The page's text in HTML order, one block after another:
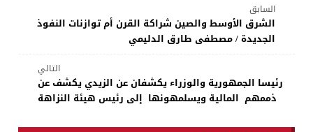
السابق
الشرق الأوسط والصين شراكة القرن أم توازنات النفوذ
الجديدة / مصطفى طارق الدليمي
التالي
رئيسا الجمهورية والوزراء يكشفان عن الزيدي يكشف عن
ذممهم المالية ويسلمهونها إلى رئيس هيئة النزاهة